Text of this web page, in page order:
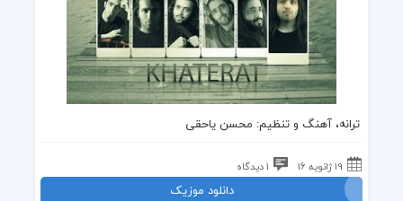
ترانه، آهنگ و تنظیم: محسن یاحقی
19 ژانویه 16 1 دیدگاه
دانلود موزیک